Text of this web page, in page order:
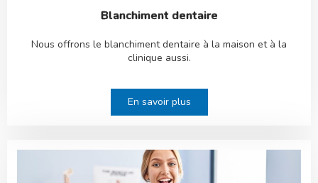
Blanchiment dentaire
Nous offrons le blanchiment dentaire à la maison et à la
clinique aussi.
En savoir plus